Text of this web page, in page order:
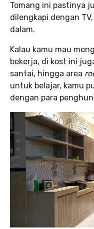
Tomang ini pastinya
dilengkapi dengan
dalam.
Kalau kamu mau
bekerja, di kost ini
santai, hingga area
untuk belajar, kamu
dengan para